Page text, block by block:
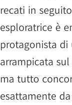
recati in
esploratrice è
protagonista di
arrampicata
ma tutto
esattamente